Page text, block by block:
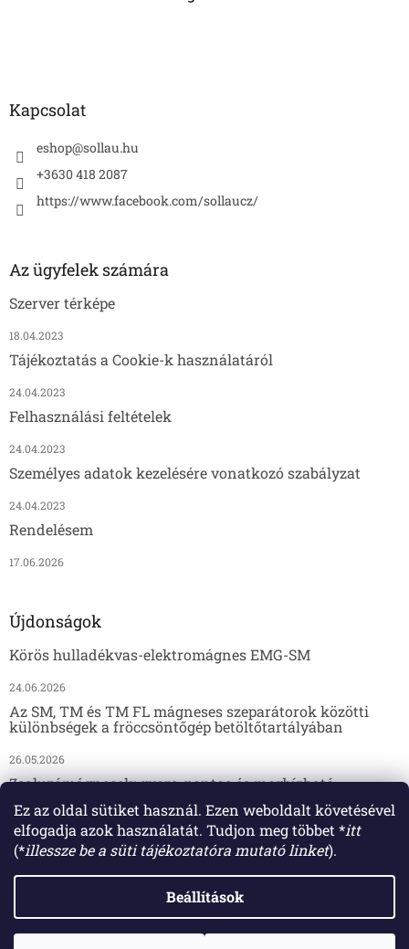
Ez az oldal sütiket használ. Ezen weboldalt követésével
elfogadja azok használatát. Tudjon meg többet *itt
(*illessze be a süti tájékoztatóra mutató linket).
Beállítások
Kapcsolat
eshop@sollau.hu
+3630 418 2087
https://www.facebook.com/sollaucz/
Az ügyfelek számára
Szerver térképe
18.04.2023
Tájékoztatás a Cookie-k használatáról
24.04.2023
Felhasználási feltételek
24.04.2023
Személyes adatok kezelésére vonatkozó szabályzat
24.04.2023
Rendelésem
17.06.2026
Újdonságok
Körös hulladékvas-elektromágnes EMG-SM
24.06.2026
Az SM, TM és TM FL mágneses szeparátorok közötti
különbségek a fröccsöntőgép betöltőtartályában
26.05.2026
Zsaluzómágnesek: gyors, pontos és megbízható
17.04.2026
Shoptet készítette